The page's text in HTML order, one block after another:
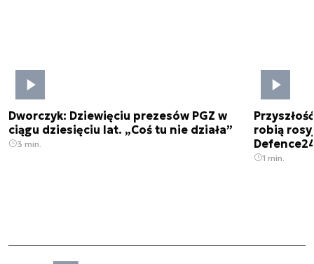
Dworczyk: Dziewięciu prezesów PGZ w
ciągu dziesięciu lat. „Coś tu nie działa”
3 min.
robią
1 min.